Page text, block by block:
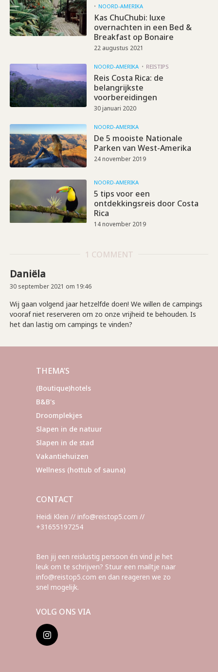
NOORD-AMERIKA
Kas ChuChubi: luxe
overnachten in een Bed &
Breakfast op Bonaire
22 augustus 2021
NOORD-AMERIKA REISTIPS
Reis Costa Rica: de
belangrijkste
voorbereidingen
30 januari 2020
NOORD-AMERIKA
De 5 mooiste Nationale
Parken van West-Amerika
24 november 2019
NOORD-AMERIKA
5 tips voor een
ontdekkingsreis door Costa
Rica
14 november 2019
1 COMMENT
Daniëla
30 september 2021 om 19:46
Wij gaan volgend jaar hetzelfde doen! We willen de campings
vooraf niet reserveren om zo onze vrijheid te behouden. Is
het dan lastig om campings te vinden?
THEMA’S
(Boutique)hotels
B&B's
Droomplekjes
Slapen in de natuur
Slapen in de stad
Vakantiehuizen
Wellness (hottub of sauna)
CONTACT
Heidi Klein // info@reistop5.com //
+31655197254
Ben jij een reislustig persoon én vind je het
leuk om te schrijven? Stuur een mailtje naar
info@reistop5.com en dan reageren we zo
snel mogelijk.
VOLG ONS VIA